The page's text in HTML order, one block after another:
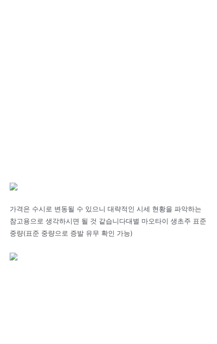
가격은 수시로 변동될 수 있으니 대략적인 시세 현황을 파악하는
참고용으로 생각하시면 될 것 같습니다대별 마오타이 생초주 표준
중량(표준 중량으로 증발 유무 확인 가능)